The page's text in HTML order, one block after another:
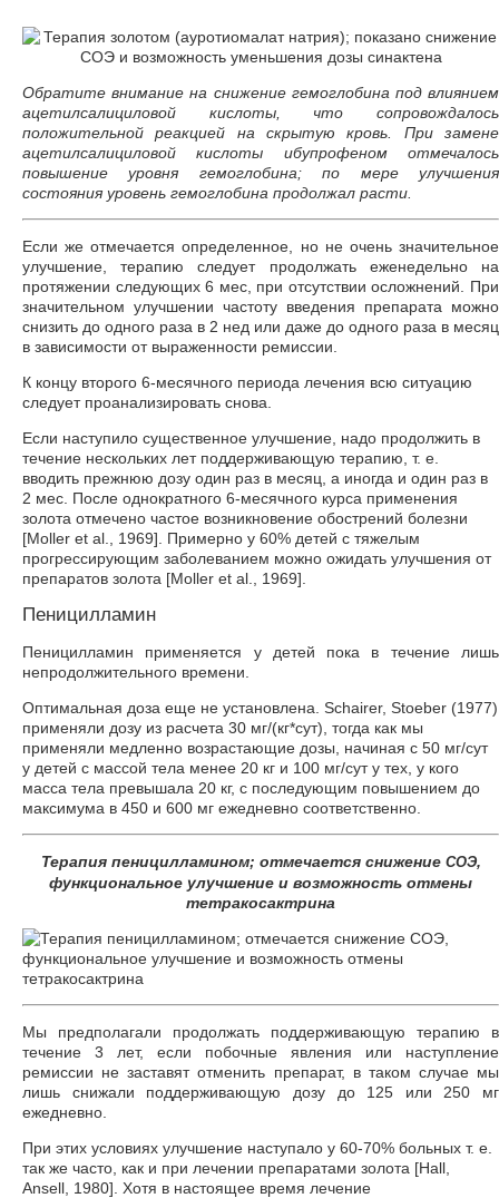
Обратите внимание на снижение гемоглобина под влиянием
ацетилсалициловой кислоты, что сопровождалось
положительной реакцией на скрытую кровь. При замене
ацетилсалициловой кислоты ибупрофеном отмечалось
повышение уровня гемоглобина; по мере улучшения
состояния уровень гемоглобина продолжал расти.
Если же отмечается определенное, но не очень значительное
улучшение, терапию следует продолжать еженедельно на
протяжении следующих 6 мес, при отсутствии осложнений. При
значительном улучшении частоту введения препарата можно
снизить до одного раза в 2 нед или даже до одного раза в месяц
в зависимости от выраженности ремиссии.
К концу второго 6-месячного периода лечения всю ситуацию
следует проанализировать снова.
Если наступило существенное улучшение, надо продолжить в
течение нескольких лет поддерживающую терапию, т. е.
вводить прежнюю дозу один раз в месяц, а иногда и один раз в
2 мес. После однократного 6-месячного курса применения
золота отмечено частое возникновение обострений болезни
[Moller et al., 1969]. Примерно у 60% детей с тяжелым
прогрессирующим заболеванием можно ожидать улучшения от
препаратов золота [Moller et al., 1969].
Пеницилламин
Пеницилламин применяется у детей пока в течение лишь
непродолжительного времени.
Оптимальная доза еще не установлена. Schairer, Stoeber (1977)
применяли дозу из расчета 30 мг/(кг*сут), тогда как мы
применяли медленно возрастающие дозы, начиная с 50 мг/сут
у детей с массой тела менее 20 кг и 100 мг/сут у тех, у кого
масса тела превышала 20 кг, с последующим повышением до
максимума в 450 и 600 мг ежедневно соответственно.
Терапия пеницилламином; отмечается снижение СОЭ,
функциональное улучшение и возможность отмены
тетракосактрина
Мы предполагали продолжать поддерживающую терапию в
течение 3 лет, если побочные явления или наступление
ремиссии не заставят отменить препарат, в таком случае мы
лишь снижали поддерживающую дозу до 125 или 250 мг
ежедневно.
При этих условиях улучшение наступало у 60-70% больных т. е.
так же часто, как и при лечении препаратами золота [Hall,
Ansell, 1980]. Хотя в настоящее время лечение